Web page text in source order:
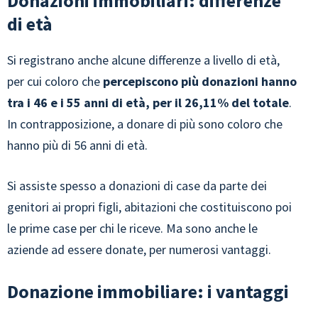
di età
Si registrano anche alcune differenze a livello di età,
per cui coloro che percepiscono più donazioni hanno
tra i 46 e i 55 anni di età, per il 26,11% del totale.
In contrapposizione, a donare di più sono coloro che
hanno più di 56 anni di età.
Si assiste spesso a donazioni di case da parte dei
genitori ai propri figli, abitazioni che costituiscono poi
le prime case per chi le riceve. Ma sono anche le
aziende ad essere donate, per numerosi vantaggi.
Donazione immobiliare: i vantaggi